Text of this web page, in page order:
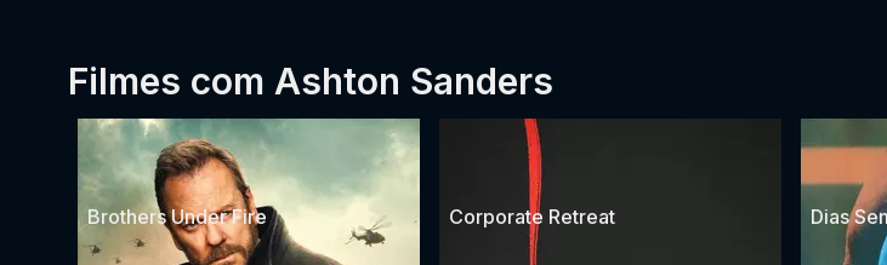
Filmes com Ashton Sanders
Brothers Under Fire Corporate Retreat Dias